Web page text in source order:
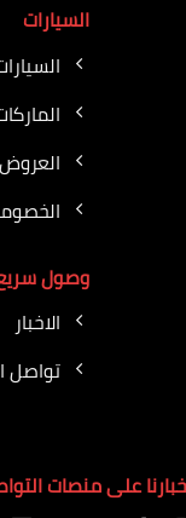
السيارات
العروض
وصول
الاخبار
تواصل
على منصات